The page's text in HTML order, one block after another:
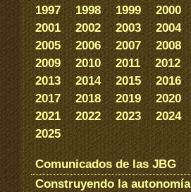
1997
1998 1999
2000
2001
2002 2003
2004
2005
2006 2007
2008
2009
2010 2011
2012
2013
2014 2015
2016
2017
2018 2019
2020
2021
2022 2023
2024
2025
Comunicados de las JBG
Construyendo la autonomía